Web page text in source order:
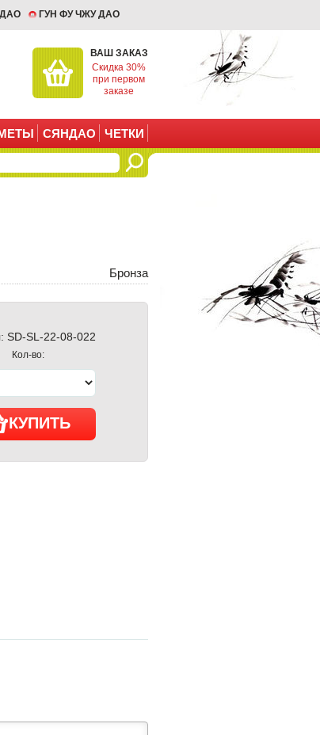
ГУН ФУ ЧЖУ ДАО
ВАШ ЗАКАЗ
Скидка 30%
при первом
заказе
СЯНДАО ЧЕТКИ
Бронза
SD-SL-22-08-022
Кол-во:
КУПИТЬ